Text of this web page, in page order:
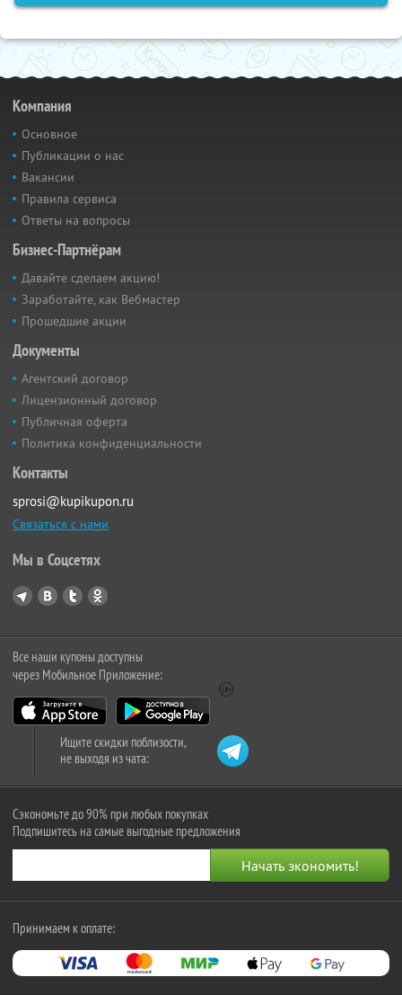
Компания
Основное
Публикации о нас
Вакансии
Правила сервиса
Ответы на вопросы
Бизнес-Партнёрам
Давайте сделаем акцию!
Заработайте, как Вебмастер
Прошедшие акции
Документы
Агентский договор
Лицензионный договор
Публичная оферта
Политика конфиденциальности
Контакты
sprosi@kupikupon.ru
Связаться с нами
Мы в Соцсетях
Все наши купоны доступны
через Мобильное Приложение:
Ищите скидки поблизости,
не выходя из чата:
Сэкономьте до 90% при любых покупках
Подпишитесь на самые выгодные предложения
Принимаем к оплате: